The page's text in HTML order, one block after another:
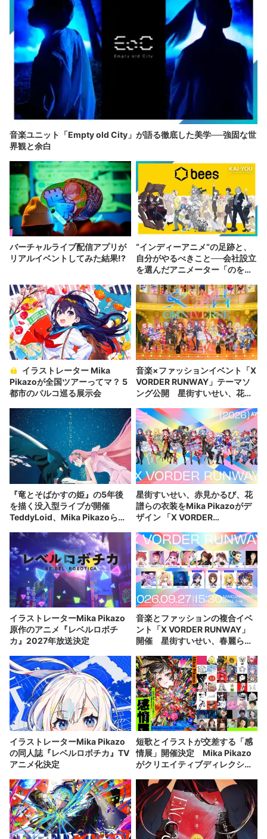
音楽ユニット「Empty old City」が語る徹底した美学──強固な世
界観と余白
バーチャルライブ配信アプリが
リアルイベントしてみた結果!?
“インディーアニメ“の足跡と、
自分がやるべきこと──会社設立
を選んだアニメーター「のを
Pikazoが全国ツアーってマ？ 5
都市のパルコ巡る展示会
音楽×ファッションイベント「X
VORDER RUNWAY」テーマソ
ング公開 星街すいせい、花譜
『竜とそばかすの姫』の5年後
を描く没入型ライブが開催
TeddyLoid、Mika Pikazoら参
星街すいせい、赤見かるび、花
譜らの衣装をMika Pikazoがデ
ザイン 「X VORDER
イラストレーターMika Pikazo
原作のアニメ『レベルロボチ
カ』2027年放送決定
音楽とファッションの複合イベ
ント「X VORDER RUNWAY」
開催 星街すいせい、春麗ら出
イラストレーターMika Pikazo
の同人誌『レベルロボチカ』TV
アニメ化決定
短歌とイラストが交差する「感
情展」開催決定 Mika Pikazo
がクリエイティブディレクショ